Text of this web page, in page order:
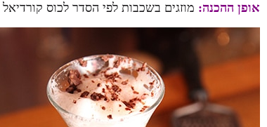
אופן ההכנה: מוזגים בשכבות לפי הסדר לכוס